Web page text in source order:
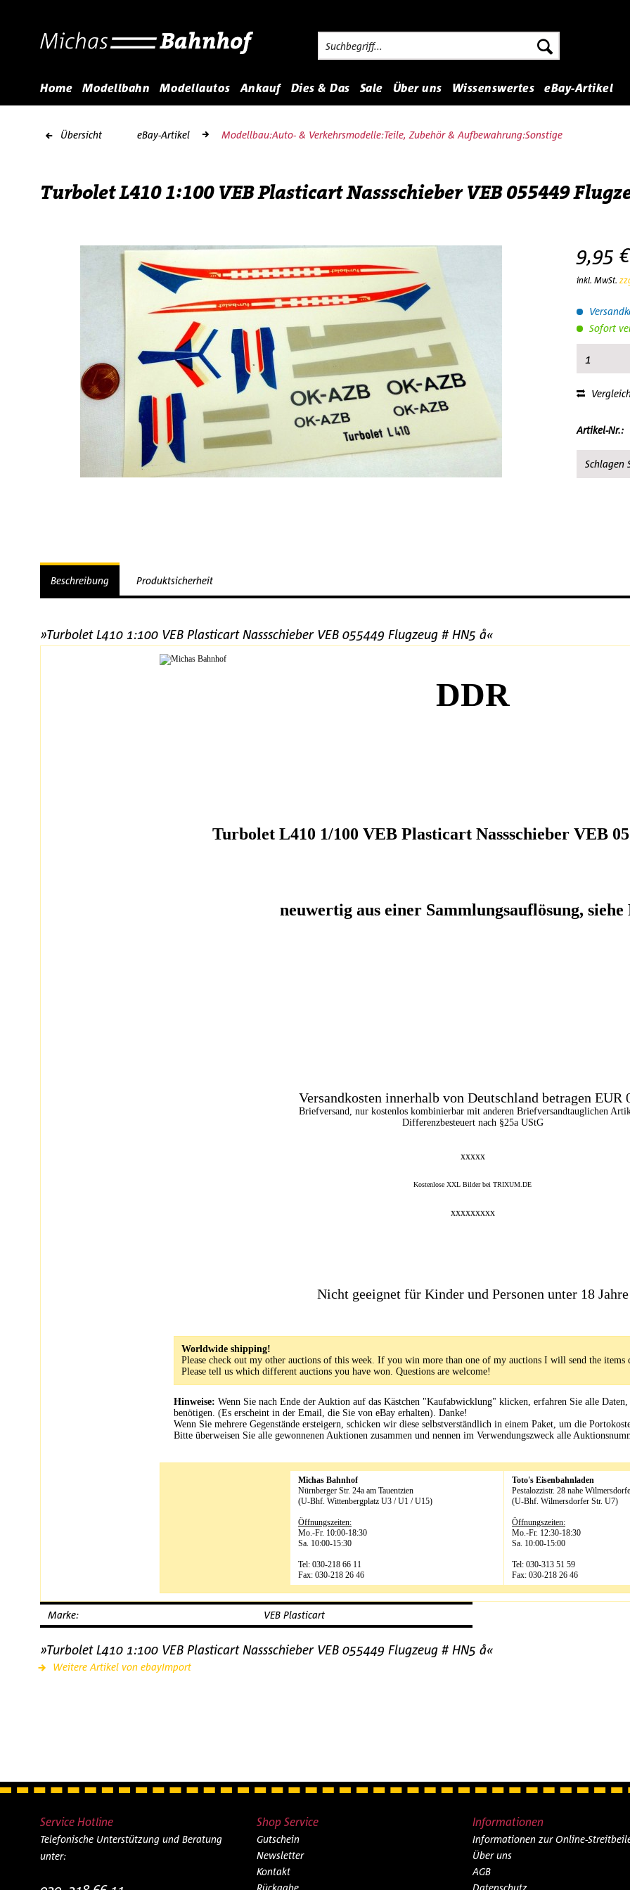
Home Modellbahn Modellautos Ankauf Dies & Das Sale Über uns Wissenswertes eBay-Artikel
Übersicht eBay-Artikel Modellbau:Auto- & Verkehrsmodelle:Teile, Zubehör & Aufbewahrung:Sonstige
Turbolet L410 1:100 VEB Plasticart Nassschieber VEB 055449
9,95
inkl. MwSt.
Sofort
Artikel-Nr.:
Schlagen
Beschreibung Produktsicherheit
»Turbolet L410 1:100 VEB Plasticart Nassschieber VEB 055449 Flugzeug # HN5 å«
DDR
Turbolet L410 1/100 VEB Plasticart Nassschieber VEB
neuwertig aus einer Sammlungsauflösung, siehe
Versandkosten innerhalb von Deutschland betragen EUR
Briefversand, nur kostenlos kombinierbar mit anderen Briefversandtauglichen
Differenzbesteuert nach §25a UStG
xxxxx
Kostenlose XXL Bilder bei TRIXUM.DE
xxxxxxxxx
Nicht geeignet für Kinder und Personen unter 18 Jahre
Worldwide shipping!
Please check out my other auctions of this week. If you win more than one of my auctions I will send the items
Please tell us which different auctions you have won. Questions are welcome!
Hinweise: Wenn Sie nach Ende der Auktion auf das Kästchen "Kaufabwicklung" klicken, erfahren Sie alle
benötigen. (Es erscheint in der Email, die Sie von eBay erhalten). Danke!
Wenn Sie mehrere Gegenstände ersteigern, schicken wir diese selbstverständlich in einem Paket, um die
Bitte überweisen Sie alle gewonnenen Auktionen zusammen und nennen im Verwendungszweck alle
Michas Bahnhof
Nürnberger Str. 24a am Tauentzien
(U-Bhf. Wittenbergplatz U3 / U1 / U15)
Öffnungszeiten:
Mo.-Fr. 10:00-18:30
Sa. 10:00-15:30
Tel: 030-218 66 11
Fax: 030-218 26 46
Toto's Eisenbahnladen
Pestalozzistr. 28 nahe
(U-Bhf. Wilmersdorfer Str. U7)
Öffnungszeiten:
Mo.-Fr. 12:30-18:30
Sa. 10:00-15:00
Tel: 030-313 51 59
Fax: 030-218 26 46
Marke: VEB Plasticart
»Turbolet L410 1:100 VEB Plasticart Nassschieber VEB 055449 Flugzeug # HN5 å«
Weitere Artikel von ebayImport
Service Hotline
Telefonische Unterstützung und Beratung
unter:
Shop Service
Gutschein
Newsletter
Kontakt
Rückgabe
Informationen
Informationen zur Online-
Über uns
AGB
Datenschutz